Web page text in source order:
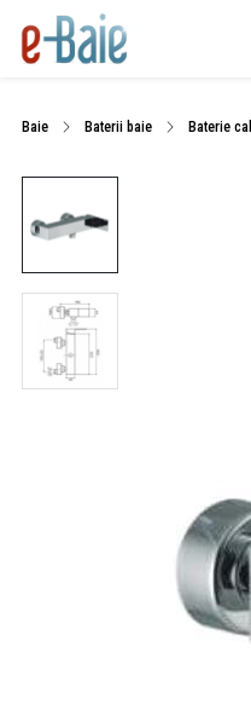
Baie Baterii baie Baterie